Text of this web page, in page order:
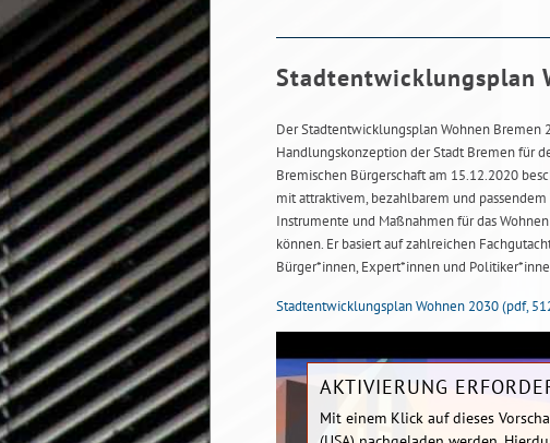
Stadtentwicklungsplan
Der Stadtentwicklungsplan Wohnen Bremen
Handlungskonzeption der Stadt Bremen für
Bremischen Bürgerschaft am 15.12.2020
mit attraktivem, bezahlbarem und
Instrumente und Maßnahmen für das
können. Er basiert auf zahlreichen
Bürger*innen, Expert*innen und
Stadtentwicklungsplan Wohnen 2030(pdf,